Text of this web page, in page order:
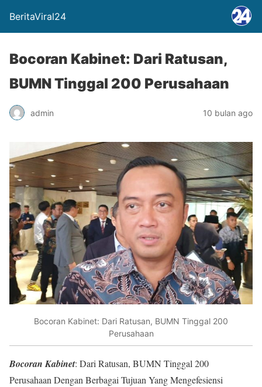
BeritaViral24
Bocoran Kabinet: Dari Ratusan,
BUMN Tinggal 200 Perusahaan
admin 10 bulan ago
Bocoran Kabinet: Dari Ratusan, BUMN Tinggal 200
Perusahaan
Bocoran Kabinet: Dari Ratusan, BUMN Tinggal 200
Perusahaan Dengan Berbagai Tujuan Yang Mengefesiensi